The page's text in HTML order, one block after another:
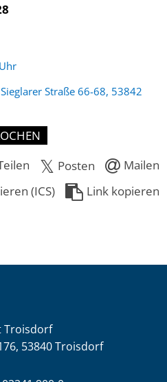
Straße 66-68, 53842
Posten
Mailen
(ICS)
Link kopieren
Troisdorf
53840 Troisdorf